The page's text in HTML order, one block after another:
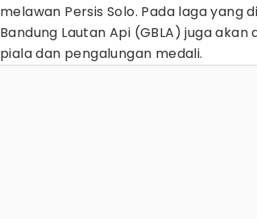
melawan Persis Solo. Pada laga yang
Bandung Lautan Api (GBLA) juga
piala dan pengalungan medali.